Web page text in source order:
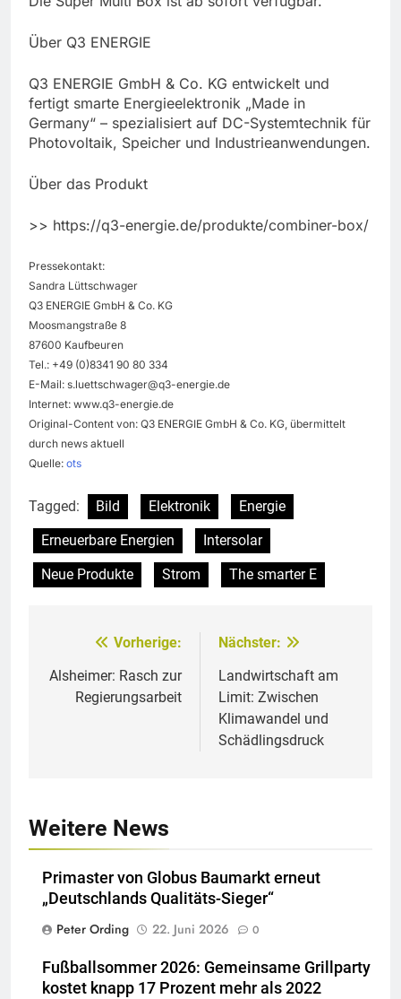
Über Q3 ENERGIE
Q3 ENERGIE GmbH & Co. KG entwickelt und
fertigt smarte Energieelektronik „Made in
Germany“ – spezialisiert auf DC-Systemtechnik für
Photovoltaik, Speicher und Industrieanwendungen.
Über das Produkt
>> https://q3-energie.de/produkte/combiner-box/
Pressekontakt:
Sandra Lüttschwager
Q3 ENERGIE GmbH & Co. KG
Moosmangstraße 8
87600 Kaufbeuren
Tel.: +49 (0)8341 90 80 334
E-Mail: s.luettschwager@q3-energie.de
Internet: www.q3-energie.de
Original-Content von: Q3 ENERGIE GmbH & Co. KG, übermittelt
durch news aktuell
Quelle: ots
Tagged: Bild Elektronik
Energie
Erneuerbare Energien
Intersolar
Neue Produkte
Strom The smarter E
Beitragsnavigation
Vorherige:
Alsheimer: Rasch zur
Regierungsarbeit
Nächster:
Landwirtschaft am
Limit: Zwischen
Klimawandel und
Schädlingsdruck
Weitere News
Primaster von Globus Baumarkt erneut
„Deutschlands Qualitäts-Sieger“
Peter Ording
22. Juni 2026 0
Fußballsommer 2026: Gemeinsame Grillparty
kostet knapp 17 Prozent mehr als 2022